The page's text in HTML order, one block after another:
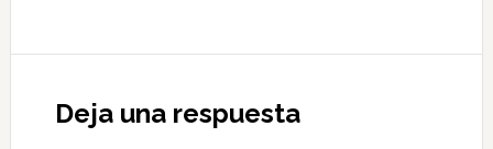
Deja una respuesta